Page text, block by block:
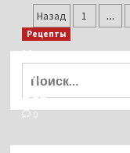
только
Майор
дадут
записей
Назад 1 …
Рецепты
Миллионы
ВОЗ
0